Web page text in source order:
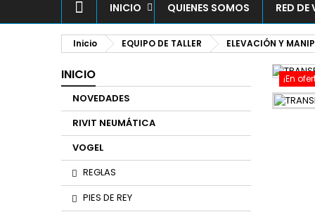
INICIO QUIENES SOMOS RED DE
Inicio EQUIPO DE TALLER ELEVACIÓN Y
INICIO
NOVEDADES
RIVIT NEUMÁTICA
VOGEL
REGLAS
PIES DE REY
¡En